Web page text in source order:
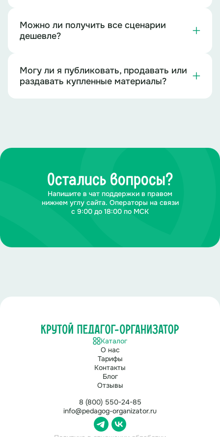
Можно ли получить все сценарии
дешевле?
Могу ли я публиковать, продавать или
раздавать купленные материалы?
Остались вопросы?
Напишите в чат поддержки в правом
нижнем углу сайта. Операторы на связи
с 9:00 до 18:00 по МСК
Каталог
О нас
Тарифы
Контакты
Блог
Отзывы
8 (800) 550-24-85
info@pedagog-organizator.ru